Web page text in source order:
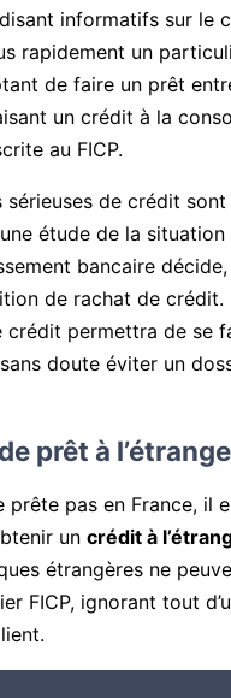
informatifs sur le
rapidement un
de faire un prêt
un crédit à la
au FICP.
sérieuses de crédit
étude de la situation
bancaire
de rachat de crédit.
crédit permettra de se
doute éviter un
prêt à
prête pas en France, il
un crédit à
étrangères ne
FICP, ignorant tout